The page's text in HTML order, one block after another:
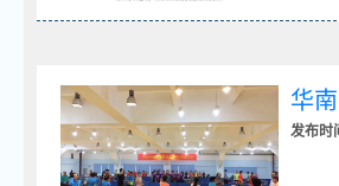
华
发布时